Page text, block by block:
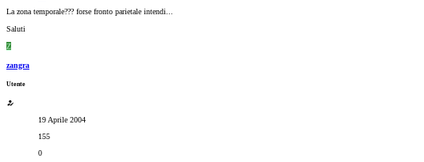
La zona temporale??? forse fronto parietale intendi...
Saluti
Z
zangra
Utente
19 Aprile 2004
155
0